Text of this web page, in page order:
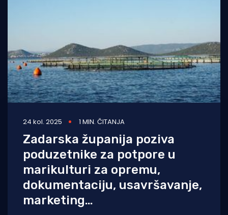
24 kol. 2025 1 MIN. ČITANJA
Zadarska županija poziva
poduzetnike za potpore u
marikulturi za opremu,
dokumentaciju, usavršavanje,
marketing…